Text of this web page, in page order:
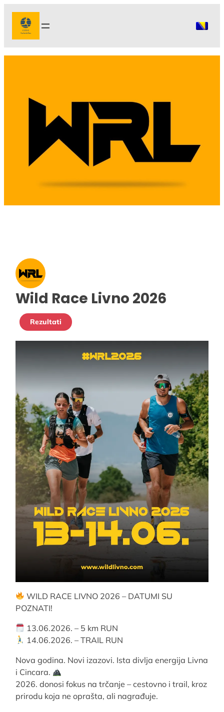
Idi
sadržaj
Wild Race Livno 2026
Rezultati
WILD RACE LIVNO 2026 – DATUMI SU
POZNATI!
13.06.2026. – 5 km RUN
14.06.2026. – TRAIL RUN
Nova godina. Novi izazovi. Ista divlja energija Livna
i Cincara.
2026. donosi fokus na trčanje – cestovno i trail, kroz
prirodu koja ne oprašta, ali nagrađuje.